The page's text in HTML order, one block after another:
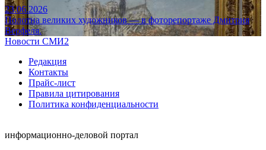
23.06.2026
Полотна великих художников — в фоторепортаже Дмитрия
Верфеля.
Новости СМИ2
Редакция
Контакты
Прайс-лист
Правила цитирования
Политика конфиденциальности
информационно-деловой портал